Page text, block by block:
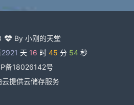
By 小刚的天堂
2921 天 16 时 45 分 54 秒
备18026142号
云提供云储存服务